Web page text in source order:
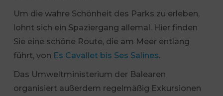
Um die wahre Schönheit des Parks zu erleben,
lohnt sich ein Spaziergang allemal. Hier finden
Sie eine schöne Route, die am Meer entlang
führt, von Es Cavallet bis Ses Salines.
Das Umweltministerium der Balearen
organisiert außerdem regelmäßig Exkursionen